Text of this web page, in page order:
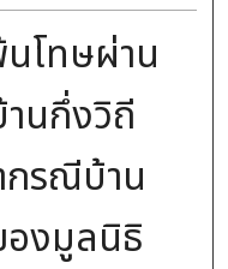
โทษผ่าน
านกึ่งวิถี
รณีบ้าน
องมูลนิธิ